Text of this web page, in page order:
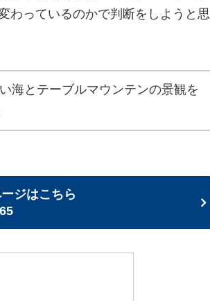
わっているのかで判断をしようと思
海とテーブルマウンテンの景観を
ジはこちら